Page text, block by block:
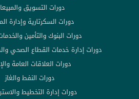
دورات التسويق
دورات السكرتارية وإدارة
دورات البنوك والتأمين
دورات إدارة خدمات القطاع الصحي
دورات العلاقات العامة
دورات النفط والغاز
دورات إدارة التخطيط